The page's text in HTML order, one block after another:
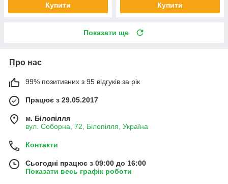
Купити Купити
Показати ще
Про нас
99% позитивних з 95 відгуків за рік
Працює з 29.05.2017
м. Білопілля
вул. Соборна, 72, Білопілля, Україна
Контакти
Сьогодні працює з 09:00 до 16:00
Показати весь графік роботи